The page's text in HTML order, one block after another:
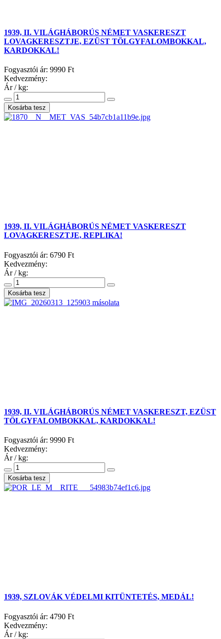
1939, II. VILÁGHÁBORÚS NÉMET VASKERESZT
LOVAGKERESZTJE, EZÜST TÖLGYFALOMBOKKAL,
KARDOKKAL!
Fogyasztói ár: 9990 Ft
Kedvezmény:
Ár / kg:
1939, II. VILÁGHÁBORÚS NÉMET VASKERESZT
LOVAGKERESZTJE, REPLIKA!
Fogyasztói ár: 6790 Ft
Kedvezmény:
Ár / kg:
1939, II. VILÁGHÁBORÚS NÉMET VASKERESZT, EZÜST
TÖLGYFALOMBOKKAL, KARDOKKAL!
Fogyasztói ár: 9990 Ft
Kedvezmény:
Ár / kg:
1939, SZLOVÁK VÉDELMI KITÜNTETÉS, MEDÁL!
Fogyasztói ár: 4790 Ft
Kedvezmény:
Ár / kg: